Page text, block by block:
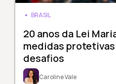
BRASIL
20 anos da Lei
medidas
desafios
Caroline Vale